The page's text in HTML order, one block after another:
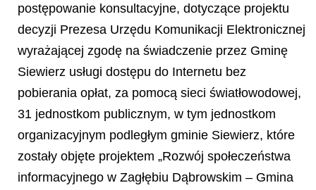
postępowanie konsultacyjne, dotyczące projektu
decyzji Prezesa Urzędu Komunikacji Elektronicznej
wyrażającej zgodę na świadczenie przez Gminę
Siewierz usługi dostępu do Internetu bez
pobierania opłat, za pomocą sieci światłowodowej,
31 jednostkom publicznym, w tym jednostkom
organizacyjnym podległym gminie Siewierz, które
zostały objęte projektem „Rozwój społeczeństwa
informacyjnego w Zagłębiu Dąbrowskim – Gmina